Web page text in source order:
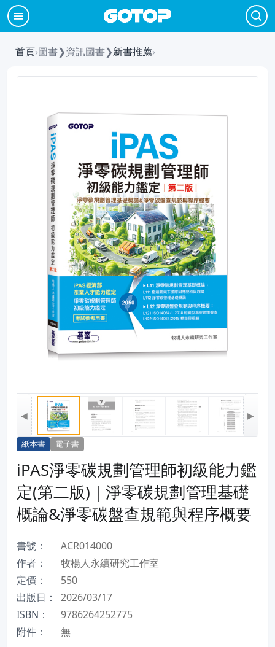
首頁›圖書❯資訊圖書❯新書推薦›
◀ ▶
紙本書 電子書
iPAS淨零碳規劃管理師初級能力鑑
定(第二版)｜淨零碳規劃管理基礎
概論&淨零碳盤查規範與程序概要
書號：
ACR014000
作者：
牧楊人永續研究工作室
定價：
550
出版日：
2026/03/17
ISBN：
9786264252775
附件：
無